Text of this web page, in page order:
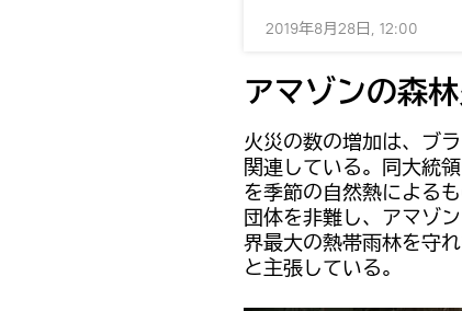
2019年8月28日, 12:00
アマゾンの森
火災の数の増加は、ブ
関連している。同大統
を季節の自然熱による
団体を非難し、アマゾ
界最大の熱帯雨林を守
と主張している。